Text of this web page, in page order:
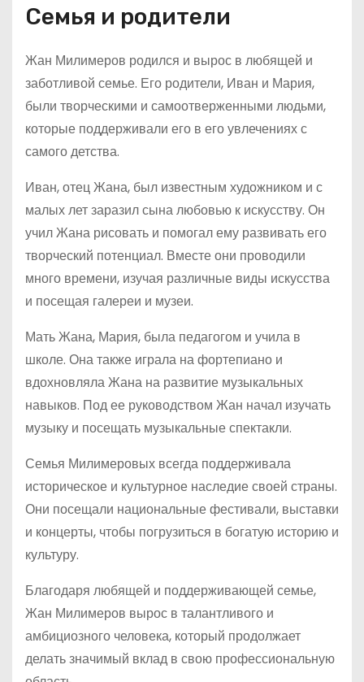
Семья и родители
Жан Милимеров родился и вырос в любящей и
заботливой семье. Его родители, Иван и Мария,
были творческими и самоотверженными людьми,
которые поддерживали его в его увлечениях с
самого детства.
Иван, отец Жана, был известным художником и с
малых лет заразил сына любовью к искусству. Он
учил Жана рисовать и помогал ему развивать его
творческий потенциал. Вместе они проводили
много времени, изучая различные виды искусства
и посещая галереи и музеи.
Мать Жана, Мария, была педагогом и учила в
школе. Она также играла на фортепиано и
вдохновляла Жана на развитие музыкальных
навыков. Под ее руководством Жан начал изучать
музыку и посещать музыкальные спектакли.
Семья Милимеровых всегда поддерживала
историческое и культурное наследие своей страны.
Они посещали национальные фестивали, выставки
и концерты, чтобы погрузиться в богатую историю и
культуру.
Благодаря любящей и поддерживающей семье,
Жан Милимеров вырос в талантливого и
амбициозного человека, который продолжает
делать значимый вклад в свою профессиональную